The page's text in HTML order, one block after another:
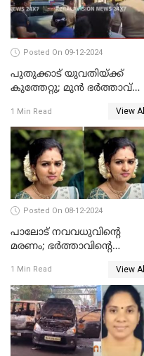
Posted On 09-12-2024
പുതുക്കാട് യുവതിയ്ക്ക്
കുത്തേറ്റു; മുൻ ഭർത്താവ്
1 Min Read View All
Posted On 08-12-2024
പാലോട് നവവധുവിന്റെ
മരണം; ഭര്‍ത്താവിന്റെ
1 Min Read View All